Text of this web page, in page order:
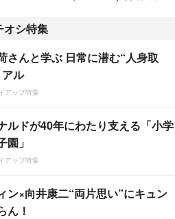
オシ特集
さんと学ぶ 日常に潜む“人身取
ル
アップ特集
ルドが40年にわたり支える「小学
園」
アップ特集
ン×向井康二“両片思い”にキュン
ん！